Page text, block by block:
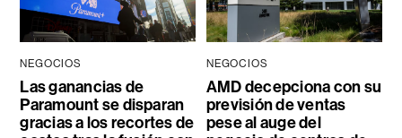
NEGOCIOS
Las ganancias de
Paramount se disparan
gracias a los recortes de
NEGOCIOS
AMD decepciona con su
previsión de ventas
pese al auge del